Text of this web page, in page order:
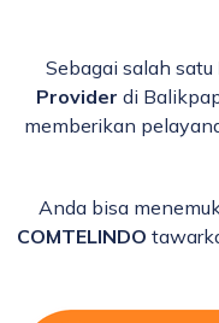
Sebagai salah satu
Provider di
memberikan
Anda bisa
COMTELINDO